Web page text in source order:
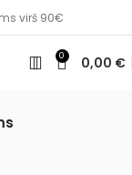
virš 90€
0 0,00 €